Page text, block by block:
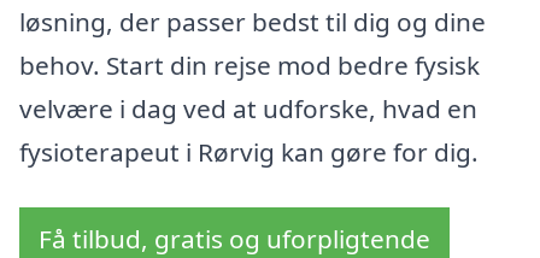
løsning, der passer bedst til dig og dine
behov. Start din rejse mod bedre fysisk
velvære i dag ved at udforske, hvad en
fysioterapeut i Rørvig kan gøre for dig.
Få tilbud, gratis og uforpligtende